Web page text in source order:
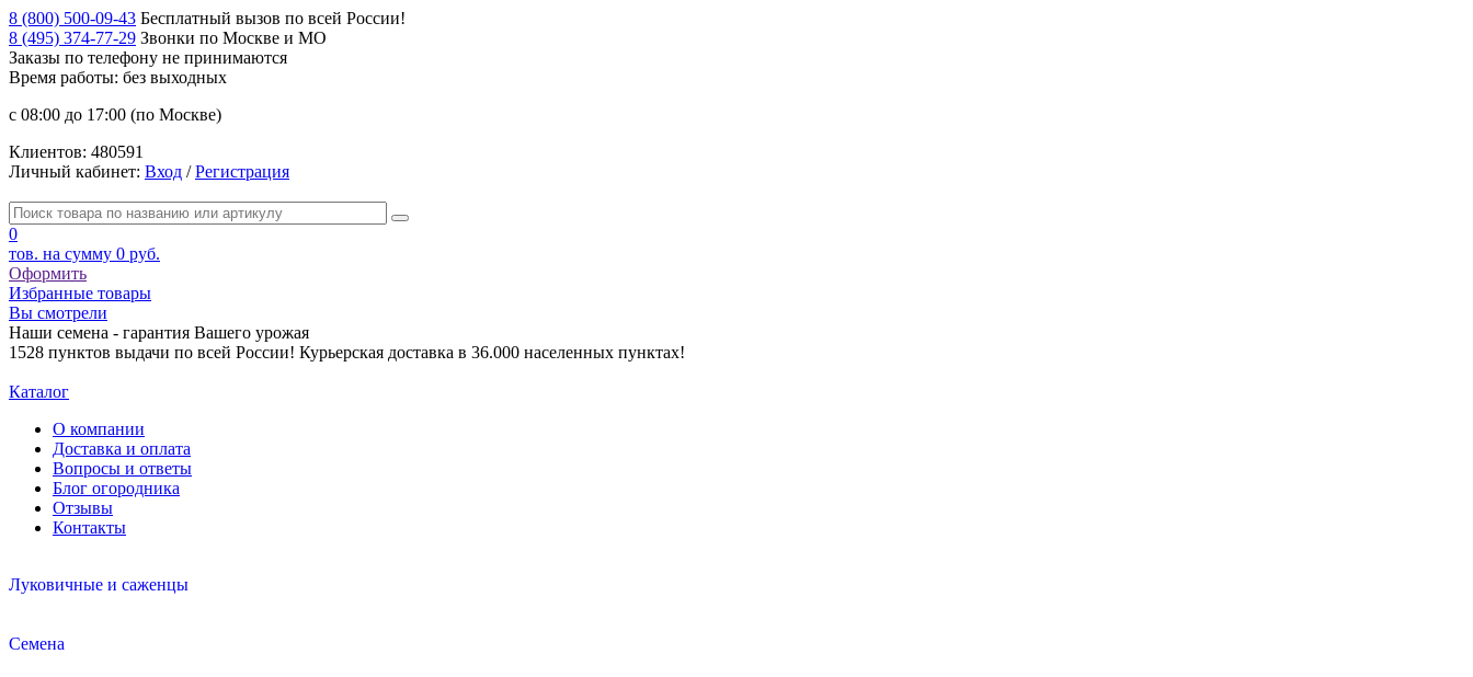
8 (800) 500-09-43 Бесплатный вызов по всей России!
8 (495) 374-77-29 Звонки по Москве и МО
Заказы по телефону не принимаются
Время работы: без выходных
с 08:00 до 17:00 (по Москве)
Клиентов: 480591
Личный кабинет: Вход /Регистрация
0
тов. на сумму 0 руб.
Оформить
Избранные товары
Вы смотрели
Наши семена - гарантия Вашего урожая
1528 пунктов выдачи по всей России! Курьерская доставка в 36.000 населенных пунктах!
Каталог
О компании
Доставка и оплата
Вопросы и ответы
Блог огородника
Отзывы
Контакты
Луковичные и саженцы
Семена